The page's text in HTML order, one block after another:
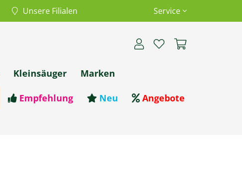
Unsere Filialen Service
Kleinsäuger Marken
Empfehlung Neu Angebote